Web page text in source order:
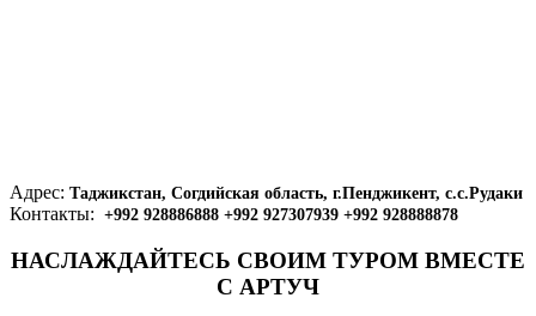
Адрес: Таджикстан, Согдийская область, г.Пенджикент, с.с.Рудаки
Контакты: +992 928886888 +992 927307939 +992 928888878
НАСЛАЖДАЙТЕСЬ СВОИМ ТУРОМ ВМЕСТЕ
С АРТУЧ